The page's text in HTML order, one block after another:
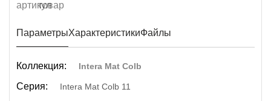
ПараметрыХарактеристикиФайлы
Коллекция: Intera Mat Colb
Серия: Intera Mat Colb 11